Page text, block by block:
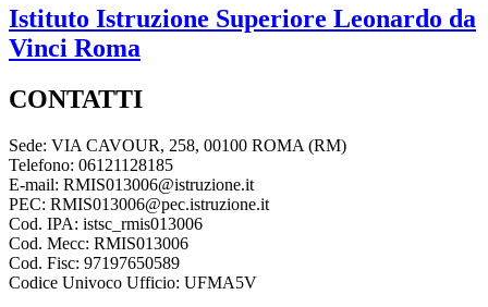
Istituto Istruzione Superiore Leonardo da
Vinci Roma
CONTATTI
Sede: VIA CAVOUR, 258, 00100 ROMA (RM)
Telefono: 06121128185
E-mail: RMIS013006@istruzione.it
PEC: RMIS013006@pec.istruzione.it
Cod. IPA: istsc_rmis013006
Cod. Mecc: RMIS013006
Cod. Fisc: 97197650589
Codice Univoco Ufficio: UFMA5V